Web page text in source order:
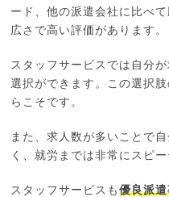
ード、他の派遣会社に比べ
広さで高い評価があります。
スタッフサービスでは自分
選択ができます。この選択
らこそです。
また、求人数が多いことで
く、就労までは非常にスピー
スタッフサービスも優良派